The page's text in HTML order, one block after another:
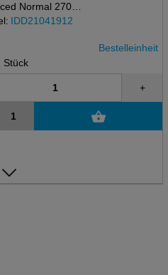
Normal 270mm
295ml
IDD21041912
Bestelleinheit
Stück
+